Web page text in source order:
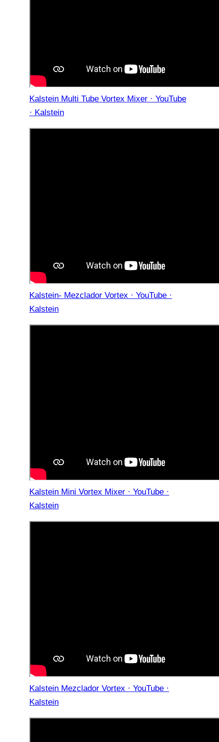
Kalstein Multi Tube Vortex Mixer · YouTube
· Kalstein
Kalstein- Mezclador Vortex · YouTube ·
Kalstein
Kalstein Mini Vortex Mixer · YouTube ·
Kalstein
Kalstein Mezclador Vortex · YouTube ·
Kalstein